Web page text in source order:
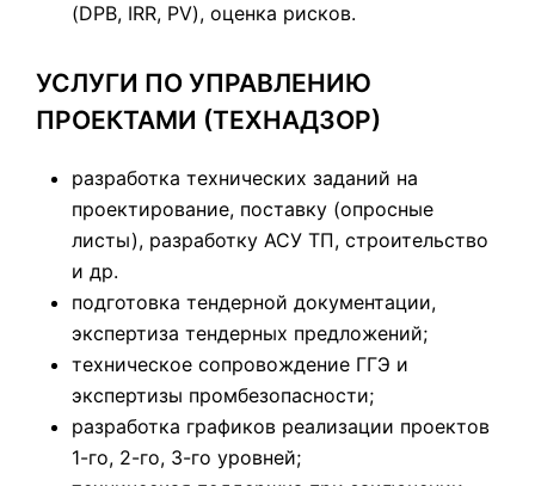
(DPB, IRR, PV), оценка рисков.
УСЛУГИ ПО УПРАВЛЕНИЮ
ПРОЕКТАМИ (ТЕХНАДЗОР)
разработка технических заданий на
проектирование, поставку (опросные
листы), разработку АСУ ТП, строительство
и др.
подготовка тендерной документации,
экспертиза тендерных предложений;
техническое сопровождение ГГЭ и
экспертизы промбезопасности;
разработка графиков реализации проектов
1-го, 2-го, 3-го уровней;